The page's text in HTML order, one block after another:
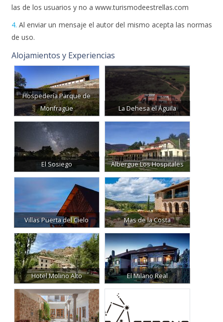
las de los usuarios y no a www.turismodeestrellas.com
4. Al enviar un mensaje el autor del mismo acepta las normas
de uso.
Alojamientos y Experiencias
Hospedería Parque de
Monfragüe
La Dehesa el Águila
El Sosiego Albergue Los Hospitales
Villas Puerta del Cielo Mas de la Costa
Hotel Molino Alto El Milano Real